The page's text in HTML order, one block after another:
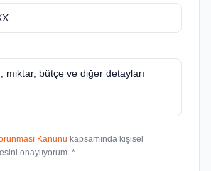
Kanunu kapsamında kişisel
onaylıyorum. *